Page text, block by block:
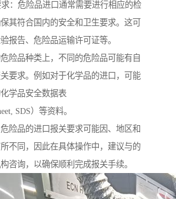
：危险品进口通常需要进行相应的检
其符合国内的安全和卫生要求。这可
报告、危险品运输许可证等。
险品种类上，不同的危险品可能有自
要求。例如对于化学品的进口，可能
学品安全数据表
SDS）等资料。
险品的进口报关要求可能因、地区和
不同，因此在具体操作中，建议与的
咨询，以确保顺利完成报关手续。